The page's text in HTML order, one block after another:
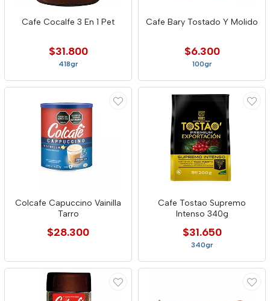
Cafe Cocalfe 3 En 1 Pet
$31.800
418gr
Cafe Bary Tostado Y Molido
$6.300
100gr
Colcafe Capuccino Vainilla
Tarro
$28.300
Cafe Tostao Supremo
Intenso 340g
$31.650
340gr